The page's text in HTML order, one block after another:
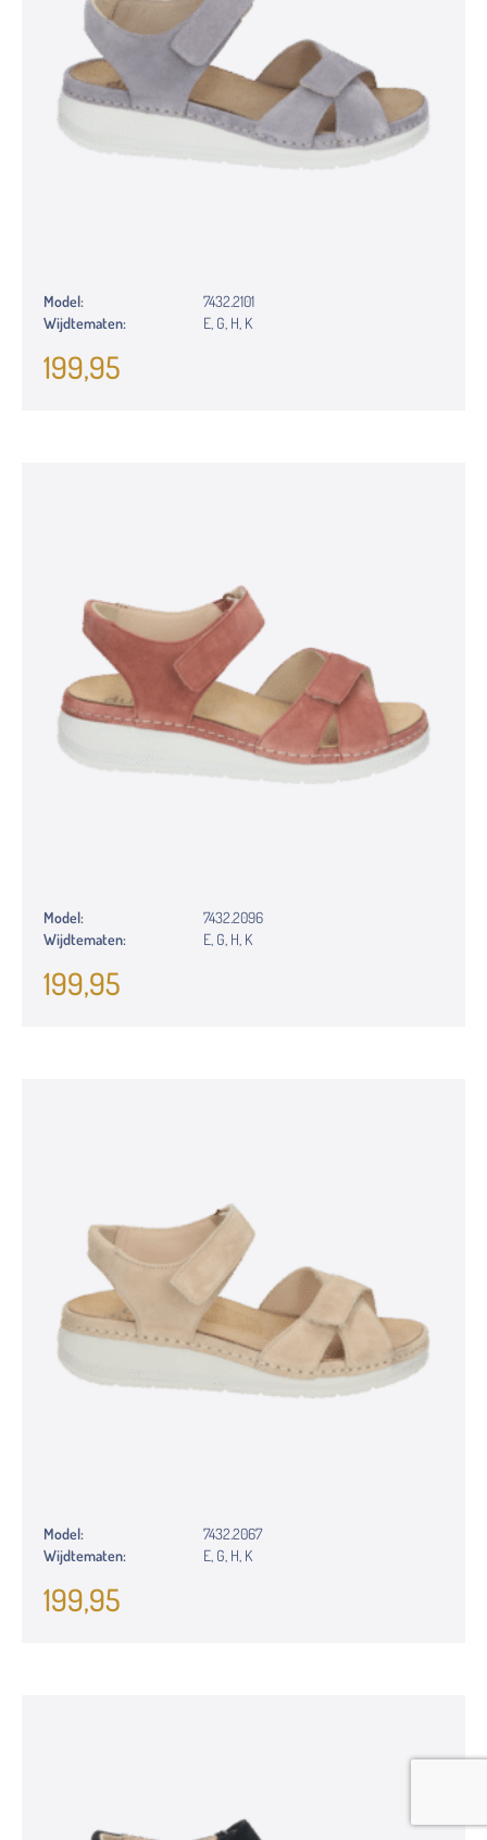
Model:
7432.2101
Wijdtematen:
E, G, H, K
199,95
Model:
7432.2096
Wijdtematen:
E, G, H, K
199,95
Model:
7432.2067
Wijdtematen:
E, G, H, K
199,95